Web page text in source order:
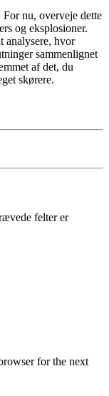
nu, overveje dette
og eksplosioner.
analysere, hvor
sammenlignet
af det, du
skørere.
felter er
for the next